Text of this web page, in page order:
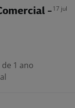
-17 jul
1 ano